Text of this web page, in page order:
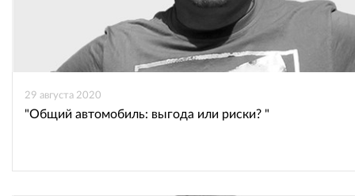
29 августа 2020
"Общий автомобиль: выгода или риски? "